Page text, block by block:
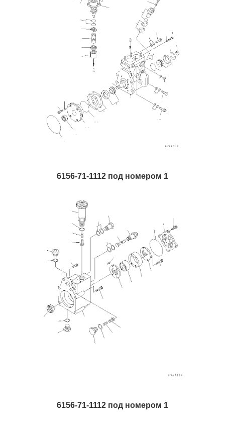
6156-71-1112 под номером 1
6156-71-1112 под номером 1